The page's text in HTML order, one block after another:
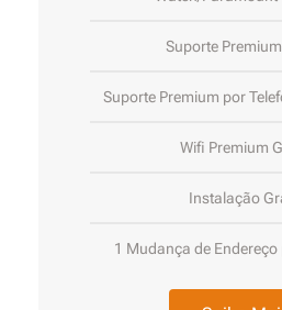
Suporte
Suporte Premium por
Wifi Premium
Instalação
1 Mudança de